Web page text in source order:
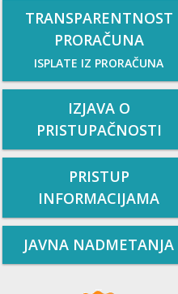
TRANSPARENTNOST
PRORAČUNA
ISPLATE IZ PRORAČUNA
IZJAVA O
PRISTUPAČNOSTI
PRISTUP
INFORMACIJAMA
JAVNA NADMETANJA